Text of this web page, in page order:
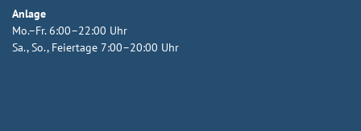
Anlage
Mo.–Fr. 6:00–22:00 Uhr
Sa., So., Feiertage 7:00–20:00 Uhr